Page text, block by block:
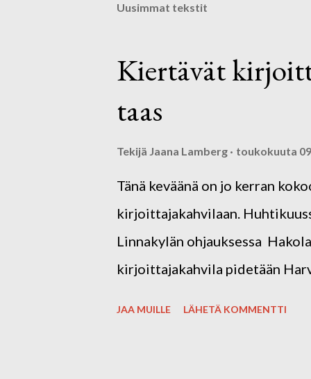
Uusimmat tekstit
Kiertävät
taas
Tekijä Jaana Lamberg toukokuuta
Tänä keväänä on jo kerran
kirjoittajakahvilaan.
Linnakylän ohjauksessa
kirjoittajakahvila pidetään
JAA MUILLE LÄHETÄ KOMMENTTI